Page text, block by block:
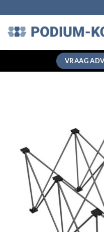
naar
inhoud
VRAAG